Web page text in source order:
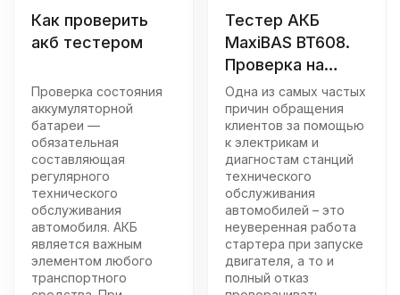
Как проверить
акб тестером
Проверка состояния
аккумуляторной
батареи —
обязательная
составляющая
регулярного
технического
обслуживания
автомобиля. АКБ
является важным
элементом любого
транспортного
Тестер АКБ
MaxiBAS BT608.
Проверка на
автомобиле
Одна из самых частых
причин обращения
клиентов за помощью
к электрикам и
диагностам станций
технического
обслуживания
автомобилей – это
неуверенная работа
стартера при запуске
двигателя, а то и
полный отказ